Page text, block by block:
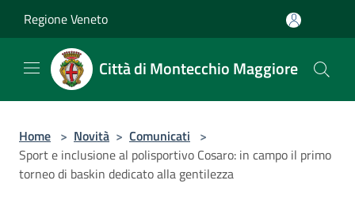
Regione Veneto
Città di Montecchio Maggiore
Home > Novità > Comunicati >
Sport e inclusione al polisportivo Cosaro: in campo il primo
torneo di baskin dedicato alla gentilezza